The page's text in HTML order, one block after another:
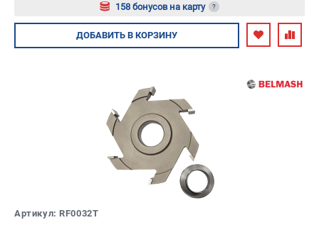
158 бонусов на карту ?
Авторизуйтесь
ДОБАВИТЬ В КОРЗИНУ
Артикул: RF0032T